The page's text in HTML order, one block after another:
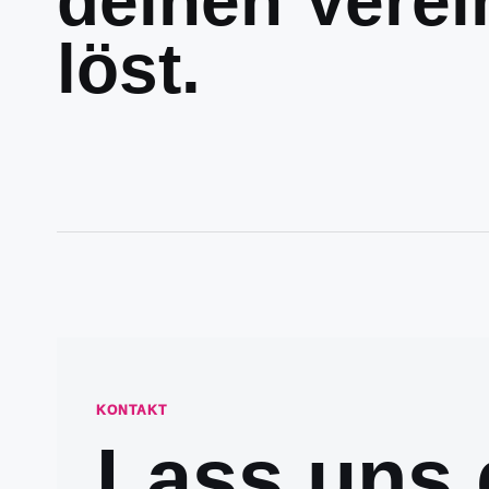
löst.
KONTAKT